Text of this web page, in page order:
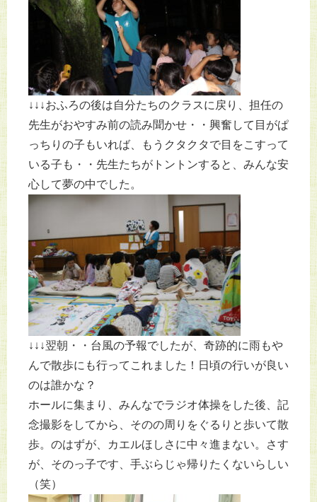
↓↓↓おふろの後は自分たちのクラスに戻り、担任の
先生がおやすみ前の読み聞かせ・・興奮して目がぱ
っちりの子もいれば、もうクタクタで目をこすって
いる子も・・先生たちがトントンすると、みんな安
心して夢の中でした。
↓↓↓翌朝・・台風の予報でしたが、奇跡的に雨もや
んで散歩にも行ってこれました！日頃の行いが良い
のは誰かな？
ホールに集まり、みんなでラジオ体操をした後、記
念撮影をしてから、そのの周りをぐるりと歩いて散
歩。のはずが、カエルほしさに中々進まない。さす
が、そのっ子です、手ぶらじゃ帰りたくないらしい
（笑）